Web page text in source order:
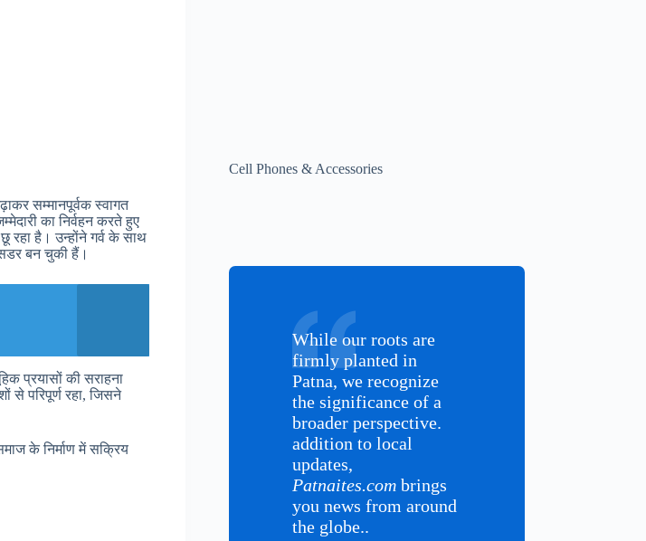
सम्मानपूर्वक स्वागत
का निर्वहन करते हुए
रहा है। उन्होंने गर्व के साथ
बन चुकी हैं।
प्रयासों की सराहना
से परिपूर्ण रहा, जिसने
के निर्माण में सक्रिय
Cell Phones & Accessories
While our roots are
firmly planted in
Patna, we recognize
the significance of a
broader perspective.
addition to local
updates,
Patnaites.com brings
you news from around
the globe..